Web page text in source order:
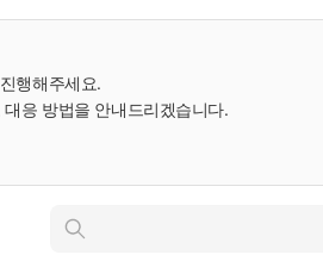
행해주세요.
응 방법을 안내드리겠습니다.
인